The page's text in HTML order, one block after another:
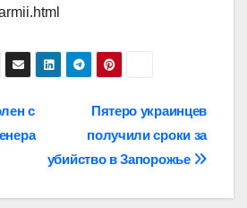
Пятеро украинцев
получили сроки за
убийство в Запорожье
с